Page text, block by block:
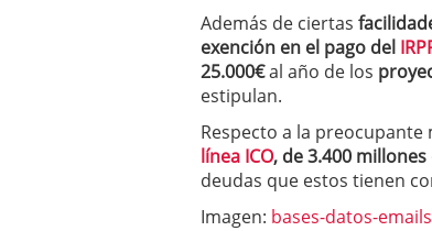
Además de ciertas
exención en el pago del
25.000€al año de los
estipulan.
Respecto a la
línea ICO, de 3.400
deudas que estos tienen
Imagen: bases-datos-emails